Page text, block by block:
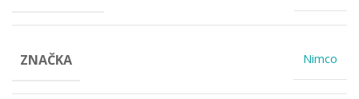
ZNAČKA Nimco